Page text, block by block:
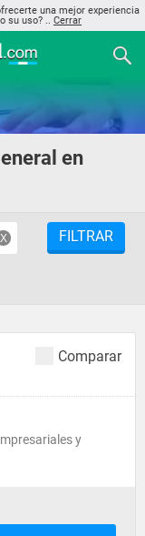
una mejor experiencia
su uso? .. Cerrar
en
FILTRAR
Comparar
y